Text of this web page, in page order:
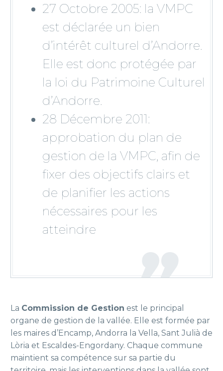
27 Octobre 2005: la VMPC
est déclarée un bien
d’intérêt culturel d’Andorre.
Elle est donc protégée par
la loi du Patrimoine Culturel
d’Andorre.
28 Décembre 2011:
approbation du plan de
gestion de la VMPC, afin de
fixer des objectifs clairs et
de planifier les actions
nécessaires pour les
atteindre
La Commission de Gestion est le principal
organe de gestion de la vallée. El
le est formée par
les maires d’Encamp, Andorra la Vella, Sant Julià de
Lòria et Escaldes-Engordany. Chaque commune
maintient sa compétence sur sa partie du